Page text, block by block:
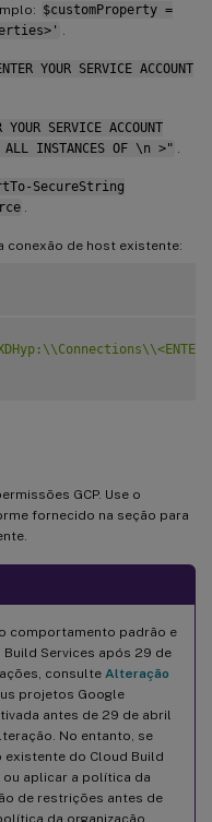
$customProperty =
YOUR SERVICE ACCOUNT
SERVICE ACCOUNT
ALL INSTANCES OF \n >"
SecureString
conexão de host existente:
GCP. Use o
fornecido na seção para
comportamento padrão e
Services após 29 de
consulte Alteração
projetos Google
antes de 29 de abril
No entanto, se
do Cloud Build
aplicar a política da
de restrições antes de
da organização,